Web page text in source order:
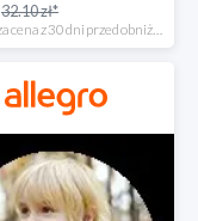
32.10 zł*
*najniższa cena z 30 dni przed obniżką